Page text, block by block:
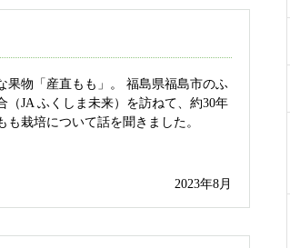
果物「産直もも」。 福島県福島市のふ
（JA ふくしま未来）を訪ねて、約30年
も栽培について話を聞きました。
2023年8月